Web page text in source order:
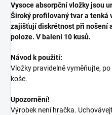
Vysoce absorpční vložky jsou
Široký profilovaný tvar a
zajišťují diskrétnost při nošení
poloze. V balení 10 kusů.
Návod k použití:
Vložky pravidelně vyměňujte,
koše.
Upozornění!
Výrobek není hračka.